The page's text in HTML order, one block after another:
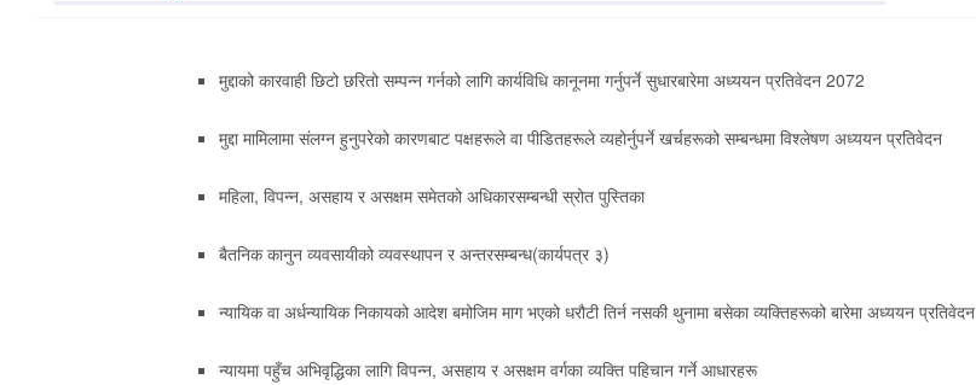
मुद्दाको कारवाही छिटो छरितो सम्पन्न गर्नको लागि कार्यविधि कानूनमा गर्नुपर्ने सुधारबारेमा अध्ययन प्रतिवेदन 2072
मुद्दा मामिलामा संलग्न हुनुपरेको कारणबाट पक्षहरूले वा पीडितहरूले व्यहोर्नुपर्ने खर्चहरूको सम्बन्धमा विश्लेषण अध्ययन प्रतिवेदन
महिला, विपन्न, असहाय र असक्षम समेतको अधिकारसम्बन्धी स्रोत पुस्तिका
बैतनिक कानुन व्यवसायीको व्यवस्थापन र अन्तरसम्बन्ध(कार्यपत्र ३)
न्यायिक वा अर्धन्यायिक निकायको आदेश बमोजिम माग भएको धरौटी तिर्न नसकी थुनामा बसेका व्यक्तिहरूको बारेमा अध्ययन प्रतिवेदन
न्यायमा पहुँच अभिवृद्धिका लागि विपन्न, असहाय र असक्षम वर्गका व्यक्ति पहिचान गर्ने आधारहरू